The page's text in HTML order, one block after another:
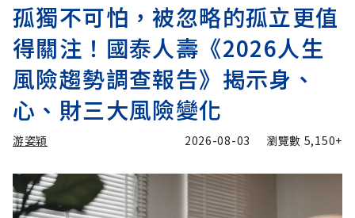
孤獨不可怕，被忽略的孤立更值
得關注！國泰人壽《2026人生
風險趨勢調查報告》揭示身、
心、財三大風險變化
游姿穎 2026-08-03 瀏覽數 5,150+